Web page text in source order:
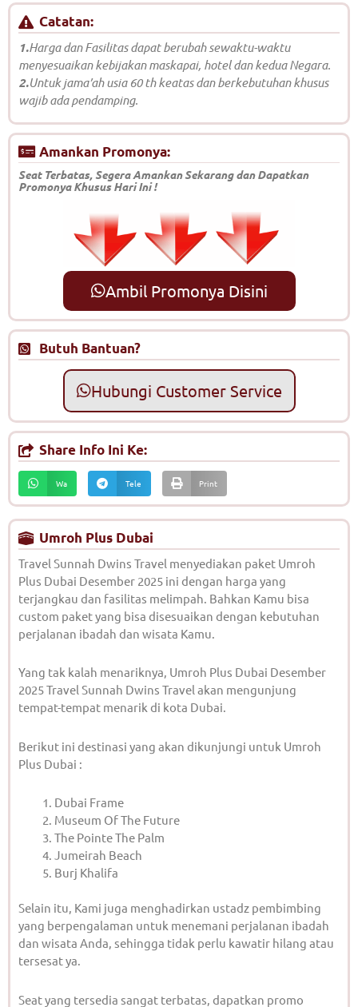
Catatan:
1.Harga dan Fasilitas dapat berubah sewaktu-waktu
menyesuaikan kebijakan maskapai, hotel dan kedua Negara.
2.Untuk jama’ah usia 60 th keatas dan berkebutuhan khusus
wajib ada pendamping.
Amankan Promonya:
Seat Terbatas, Segera Amankan Sekarang dan Dapatkan
Promonya Khusus Hari Ini !
Ambil Promonya Disini
Butuh Bantuan?
Hubungi Customer Service
Share Info Ini Ke:
Wa Tele Print
Umroh Plus Dubai
Travel Sunnah Dwins Travel menyediakan paket Umroh
Plus Dubai Desember 2025 ini dengan harga yang
terjangkau dan fasilitas melimpah. Bahkan Kamu bisa
custom paket yang bisa disesuaikan dengan kebutuhan
perjalanan ibadah dan wisata Kamu.
Yang tak kalah menariknya, Umroh Plus Dubai Desember
2025 Travel Sunnah Dwins Travel akan mengunjung
tempat-tempat menarik di kota Dubai.
Berikut ini destinasi yang akan dikunjungi untuk Umroh
Plus Dubai :
Dubai Frame
Museum Of The Future
The Pointe The Palm
Jumeirah Beach
Burj Khalifa
Selain itu, Kami juga menghadirkan ustadz pembimbing
yang berpengalaman untuk menemani perjalanan ibadah
dan wisata Anda, sehingga tidak perlu kawatir hilang atau
tersesat ya.
Seat yang tersedia sangat terbatas, dapatkan promo